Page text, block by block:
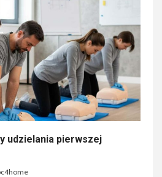
udzielania pierwszej